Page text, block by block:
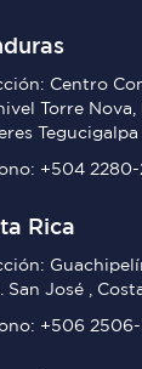
Centro
Torre Nova,
Tegucigalpa
+504 2280-
Rica
San José ,
+506